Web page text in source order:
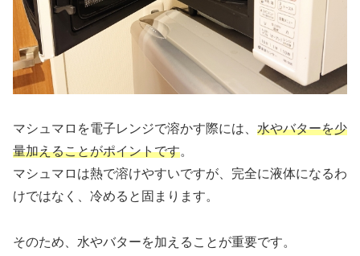
マシュマロを電子レンジで溶かす際には、 水やバターを少
量加えることがポイントです。
マシュマロは熱で溶けやすいですが、完全に液体になるわ
けではなく、冷めると固まります。
そのため、水やバターを加えることが重要です。